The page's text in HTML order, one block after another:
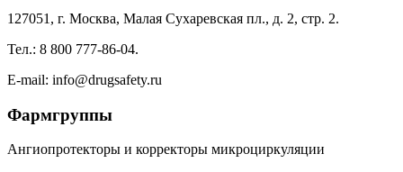
127051, г. Москва, Малая Сухаревская пл., д. 2, стр. 2.
Тел.: 8 800 777-86-04.
E-mail: info@drugsafety.ru
Фармгруппы
Ангиопротекторы и корректоры микроциркуляции